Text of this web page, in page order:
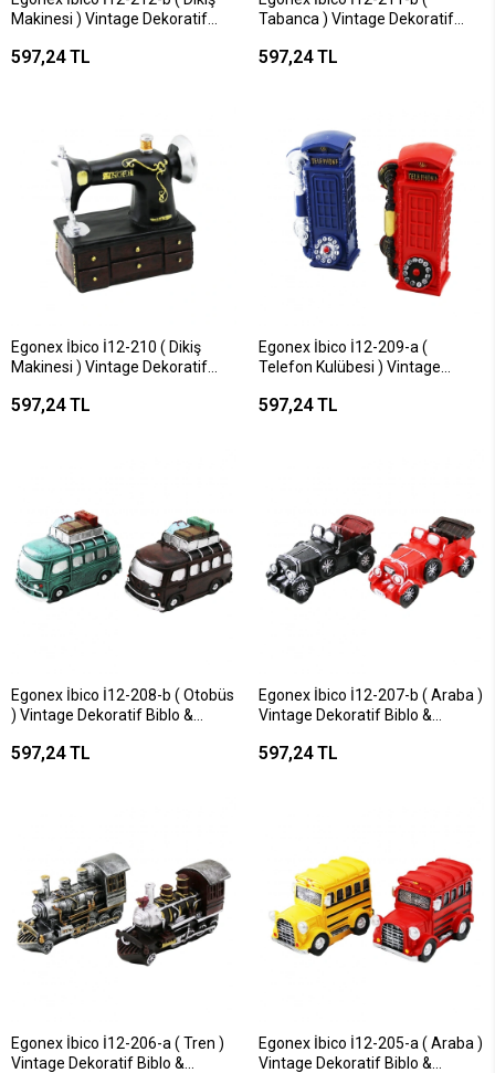
Makinesi ) Vintage Dekoratif
20x15x8.5cm ) ( Reçine )*24
597,24 TL
Tabanca ) Vintage Dekoratif
Reçine )*24
597,24 TL
Egonex İbico İ12-210 ( Dikiş
Makinesi ) Vintage Dekoratif
)*48
597,24 TL
Egonex İbico İ12-209-a (
Telefon Kulübesi ) Vintage
Renkli ( 20x6x6cm ) ( Reçine
597,24 TL
Egonex İbico İ12-208-b ( Otobüs
) Vintage Dekoratif Biblo &
Reçine )*48
597,24 TL
Egonex İbico İ12-207-b ( Araba )
Vintage Dekoratif Biblo &
Reçine )*48
597,24 TL
Egonex İbico İ12-206-a ( Tren )
Vintage Dekoratif Biblo &
Egonex İbico İ12-205-a ( Araba )
Vintage Dekoratif Biblo &